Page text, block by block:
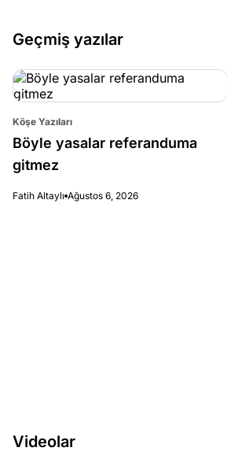
Geçmiş yazılar
Köşe Yazıları
Böyle yasalar referanduma
gitmez
Fatih Altaylı Ağustos 6, 2026
Videolar